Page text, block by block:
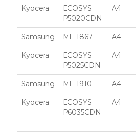
Kyocera
ECOSYS
P5020CDN
A4
Samsung ML-1867 A4
Kyocera
ECOSYS
P5025CDN
A4
Samsung ML-1910 A4
Kyocera
ECOSYS
P6035CDN
A4